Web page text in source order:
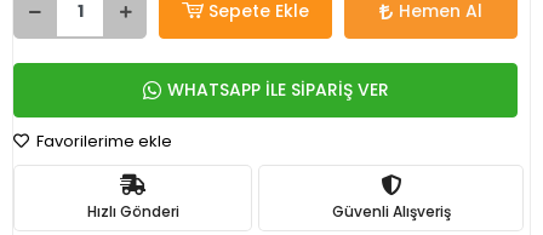
Sepete Ekle Hemen Al
WHATSAPP İLE SİPARİŞ VER
Favorilerime ekle
Hızlı Gönderi Güvenli Alışveriş